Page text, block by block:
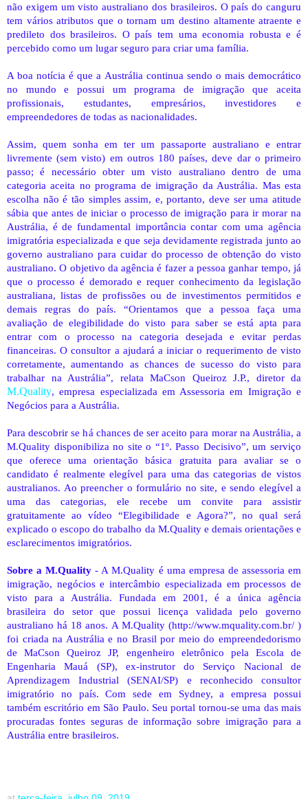
não exigem um visto australiano dos brasileiros. O país do canguru
tem vários atributos que o tornam um destino altamente atraente e
predileto dos brasileiros. O país tem uma economia robusta e é
percebido como um lugar seguro para criar uma família.
A boa notícia é que a Austrália continua sendo o mais democrático
no mundo e possui um programa de imigração que aceita
profissionais, estudantes, empresários, investidores e
empreendedores de todas as nacionalidades.
Assim, quem sonha em ter um passaporte australiano e entrar
livremente (sem visto) em outros 180 países, deve dar o primeiro
passo; é necessário obter um visto australiano dentro de uma
categoria aceita no programa de imigração da Austrália. Mas esta
escolha não é tão simples assim, e, portanto, deve ser uma atitude
sábia que antes de iniciar o processo de imigração para ir morar na
Austrália, é de fundamental importância contar com uma agência
imigratória especializada e que seja devidamente registrada junto ao
governo australiano para cuidar do processo de obtenção do visto
australiano. O objetivo da agência é fazer a pessoa ganhar tempo, já
que o processo é demorado e requer conhecimento da legislação
australiana, listas de profissões ou de investimentos permitidos e
demais regras do país. “Orientamos que a pessoa faça uma
avaliação de elegibilidade do visto para saber se está apta para
entrar com o processo na categoria desejada e evitar perdas
financeiras. O consultor a ajudará a iniciar o requerimento de visto
corretamente, aumentando as chances de sucesso do visto para
trabalhar na Austrália”, relata MaCson Queiroz J.P., diretor da
M.Quality,empresa especializada em Assessoria em Imigração e
Negócios para a Austrália.
Para descobrir se há chances de ser aceito para morar na Austrália, a
M.Quality disponibiliza no site o “1º. Passo Decisivo”, um serviço
que oferece uma orientação básica gratuita para avaliar se o
candidato é realmente elegível para uma das categorias de vistos
australianos. Ao preencher o formulário no site, e sendo elegível a
uma das categorias, ele recebe um convite para assistir
gratuitamente ao vídeo “Elegibilidade e Agora?”, no qual será
explicado o escopo do trabalho da M.Quality e demais orientações e
esclarecimentos imigratórios.
Sobre a M.Quality - A M.Quality é uma empresa de assessoria em
imigração, negócios e intercâmbio especializada em processos de
visto para a Austrália. Fundada em 2001, é a única agência
brasileira do setor que possui licença validada pelo governo
australiano há 18 anos. A M.Quality (http://www.mquality.com.br/ )
foi criada na Austrália e no Brasil por meio do empreendedorismo
de MaCson Queiroz JP, engenheiro eletrônico pela Escola de
Engenharia Mauá (SP), ex-instrutor do Serviço Nacional de
Aprendizagem Industrial (SENAI/SP) e reconhecido consultor
imigratório no país. Com sede em Sydney, a empresa possui
também escritório em São Paulo. Seu portal tornou-se uma das mais
procuradas fontes seguras de informação sobre imigração para a
Austrália entre brasileiros.